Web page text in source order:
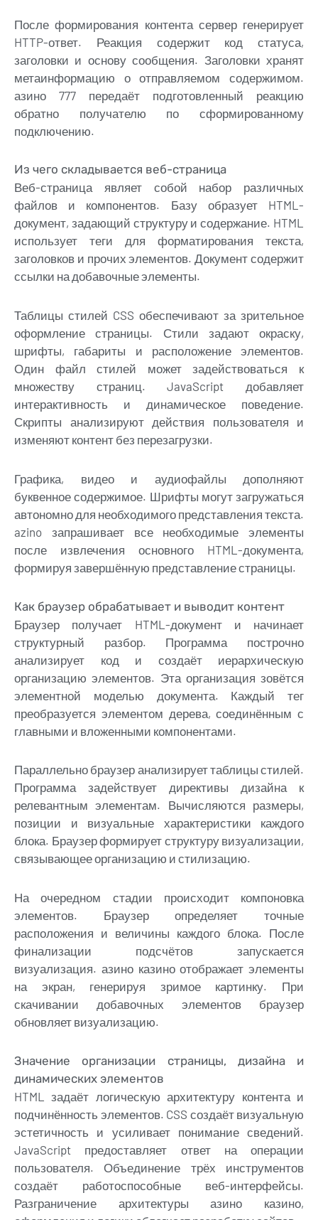
После формирования контента сервер генерирует
HTTP-ответ. Реакция содержит код статуса,
заголовки и основу сообщения. Заголовки хранят
метаинформацию о отправляемом содержимом.
азино 777 передаёт подготовленный реакцию
обратно получателю по сформированному
подключению.
Из чего складывается веб-страница
Веб-страница являет собой набор различных
файлов и компонентов. Базу образует HTML-
документ, задающий структуру и содержание. HTML
использует теги для форматирования текста,
заголовков и прочих элементов. Документ содержит
ссылки на добавочные элементы.
Таблицы стилей CSS обеспечивают за зрительное
оформление страницы. Стили задают окраску,
шрифты, габариты и расположение элементов.
Один файл стилей может задействоваться к
множеству страниц. JavaScript добавляет
интерактивность и динамическое поведение.
Скрипты анализируют действия пользователя и
изменяют контент без перезагрузки.
Графика, видео и аудиофайлы дополняют
буквенное содержимое. Шрифты могут загружаться
автономно для необходимого представления текста.
azino запрашивает все необходимые элементы
после извлечения основного HTML-документа,
формируя завершённую представление страницы.
Как браузер обрабатывает и выводит контент
Браузер получает HTML-документ и начинает
структурный разбор. Программа построчно
анализирует код и создаёт иерархическую
организацию элементов. Эта организация зовётся
элементной моделью документа. Каждый тег
преобразуется элементом дерева, соединённым с
главными и вложенными компонентами.
Параллельно браузер анализирует таблицы стилей.
Программа задействует директивы дизайна к
релевантным элементам. Вычисляются размеры,
позиции и визуальные характеристики каждого
блока. Браузер формирует структуру визуализации,
связывающее организацию и стилизацию.
На очередном стадии происходит компоновка
элементов. Браузер определяет точные
расположения и величины каждого блока. После
финализации подсчётов запускается
визуализация. азино казино отображает элементы
на экран, генерируя зримое картинку. При
скачивании добавочных элементов браузер
обновляет визуализацию.
Значение организации страницы, дизайна и
динамических элементов
HTML задаёт логическую архитектуру контента и
подчинённость элементов. CSS создаёт визуальную
эстетичность и усиливает понимание сведений.
JavaScript предоставляет ответ на операции
пользователя. Объединение трёх инструментов
создаёт работоспособные веб-интерфейсы.
Разграничение архитектуры азино казино,